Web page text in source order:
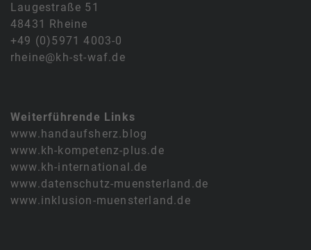
Laugestraße 51
48431 Rheine
+49 (0)5971 4003-0
rheine@kh-st-waf.de
Weiterführende Links
www.handaufsherz.blog
www.kh-kompetenz-plus.de
www.kh-international.de
www.datenschutz-muensterland.de
www.inklusion-muensterland.de